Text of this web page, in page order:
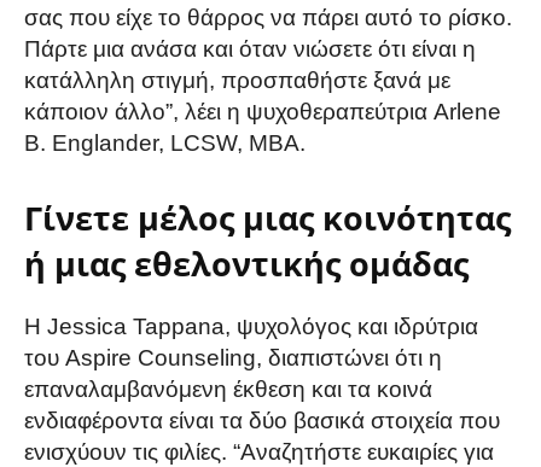
σας που είχε το θάρρος να πάρει αυτό το ρίσκο.
Πάρτε μια ανάσα και όταν νιώσετε ότι είναι η
κατάλληλη στιγμή, προσπαθήστε ξανά με
κάποιον άλλο”, λέει η ψυχοθεραπεύτρια Arlene
B. Englander, LCSW, MBA.
Γίνετε μέλος μιας κοινότητας
ή μιας εθελοντικής ομάδας
Η Jessica Tappana, ψυχολόγος και ιδρύτρια
του Aspire Counseling, διαπιστώνει ότι η
επαναλαμβανόμενη έκθεση και τα κοινά
ενδιαφέροντα είναι τα δύο βασικά στοιχεία που
ενισχύουν τις φιλίες. “Αναζητήστε ευκαιρίες για